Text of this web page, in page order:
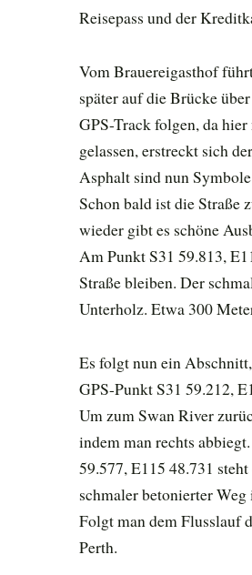
Reisepass und der
Vom Brauereigasthof
später auf die Brücke
GPS-Track folgen, da
gelassen, erstreckt sich
Asphalt sind nun
Schon bald ist die Straße
wieder gibt es schöne
Am Punkt S31 59.813,
Straße bleiben. Der
Unterholz. Etwa 300
Es folgt nun ein
GPS-Punkt S31 59.212,
Um zum Swan River
indem man rechts
59.577, E115 48.731
schmaler betonierter
Folgt man dem Flusslauf
Perth.